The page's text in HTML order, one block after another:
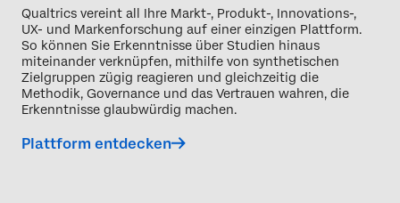
Qualtrics vereint all Ihre Markt-, Produkt-, Innovations-,
UX- und Markenforschung auf einer einzigen Plattform.
So können Sie Erkenntnisse über Studien hinaus
miteinander verknüpfen, mithilfe von synthetischen
Zielgruppen zügig reagieren und gleichzeitig die
Methodik, Governance und das Vertrauen wahren, die
Erkenntnisse glaubwürdig machen.
Plattform entdecken